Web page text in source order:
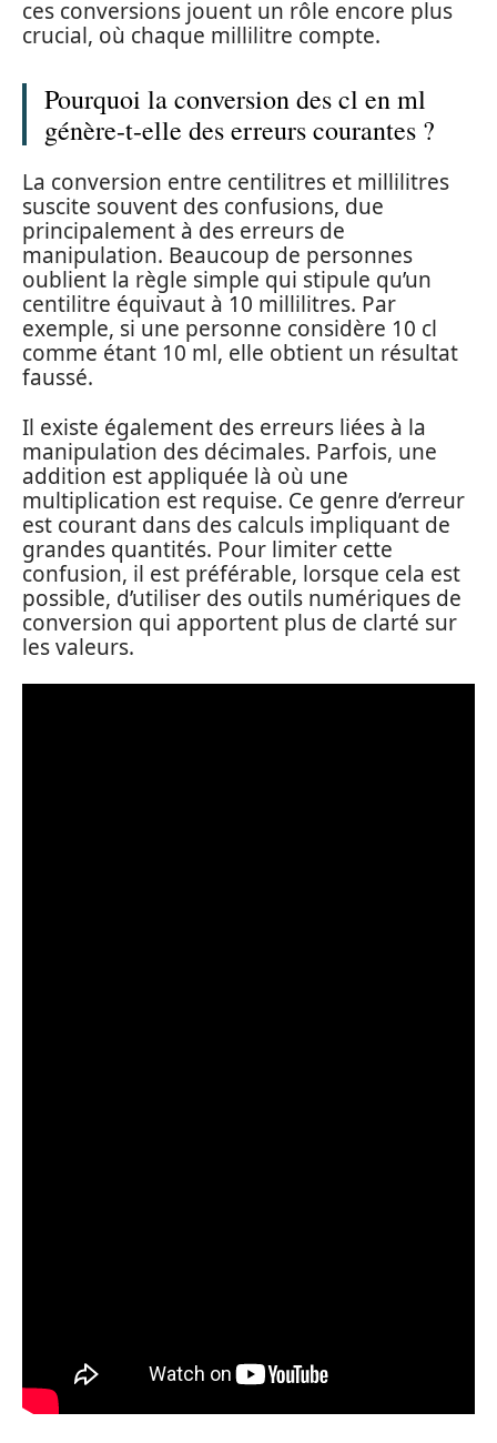
ces conversions jouent un rôle encore plus
crucial, où chaque millilitre compte.
Pourquoi la conversion des cl en ml
génère-t-elle des erreurs courantes ?
La conversion entre centilitres et millilitres
suscite souvent des confusions, due
principalement à des erreurs de
manipulation. Beaucoup de personnes
oublient la règle simple qui stipule qu’un
centilitre équivaut à 10 millilitres. Par
exemple, si une personne considère 10 cl
comme étant 10 ml, elle obtient un résultat
faussé.
Il existe également des erreurs liées à la
manipulation des décimales. Parfois, une
addition est appliquée là où une
multiplication est requise. Ce genre d’erreur
est courant dans des calculs impliquant de
grandes quantités. Pour limiter cette
confusion, il est préférable, lorsque cela est
possible, d’utiliser des outils numériques de
conversion qui apportent plus de clarté sur
les valeurs.